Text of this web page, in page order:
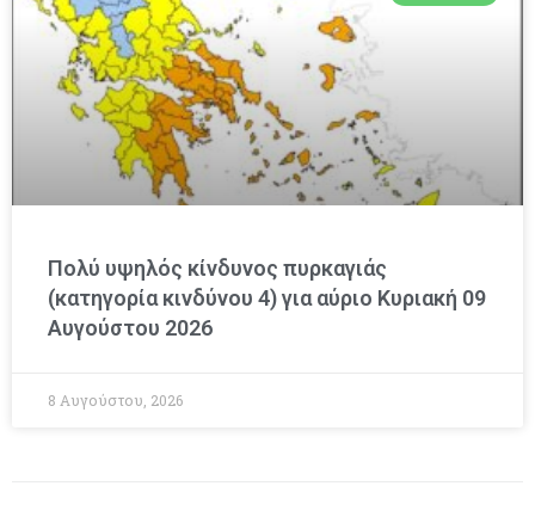
Πολύ υψηλός κίνδυνος πυρκαγιάς
(κατηγορία κινδύνου 4) για αύριο Κυριακή 09
Αυγούστου 2026
8 Αυγούστου, 2026